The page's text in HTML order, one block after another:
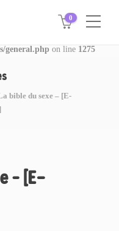
in
general.php on line 1275
0
bible du sexe – [E-
– [E-